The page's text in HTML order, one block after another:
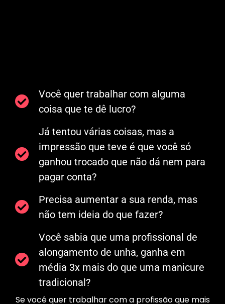
Você quer trabalhar com alguma
coisa que te dê lucro?
Já tentou várias coisas, mas a
impressão que teve é que você só
ganhou trocado que não dá nem para
pagar conta?
Precisa aumentar a sua renda, mas
não tem ideia do que fazer?
Você sabia que uma profissional de
alongamento de unha, ganha em
média 3x mais do que uma manicure
tradicional?
Se você quer trabalhar com a profissão que mais